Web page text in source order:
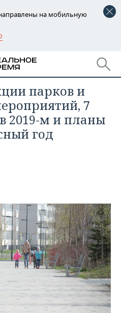
на мобильную
парков и
7
2019-м и планы
год